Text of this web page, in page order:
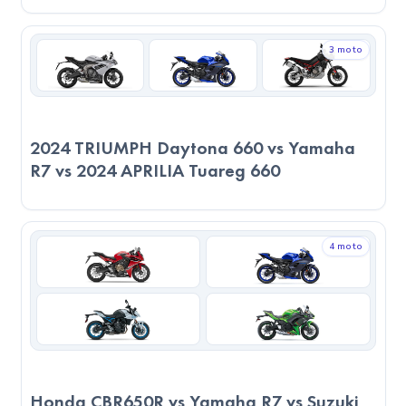
daha ekonomik bir tercih olabilir.
Gerçek Yolculuk Senaryosu (100 km)
2023 RKS M502N, maksimum 175 km/h hıza sahip.
yaklaşık 186.88 TLharcar.
2023 Yamaha R7, maksimum 235 km/h hıza sahip. Ortalama
165 km/h hızla bu mesafeyi36 dakikadatamamlar.4.2
litreyakıt tüketir ve maliyeti196.22 TLolur.
2023 RKS M502N, bu senaryoda daha hızlı ulaşım ve daha
düşük yakıt maliyeti ile avantajlı görünüyor.
3 moto
2024 TRIUMPH Daytona 660 vs Yamaha
R7 vs 2024 APRILIA Tuareg 660
4 moto